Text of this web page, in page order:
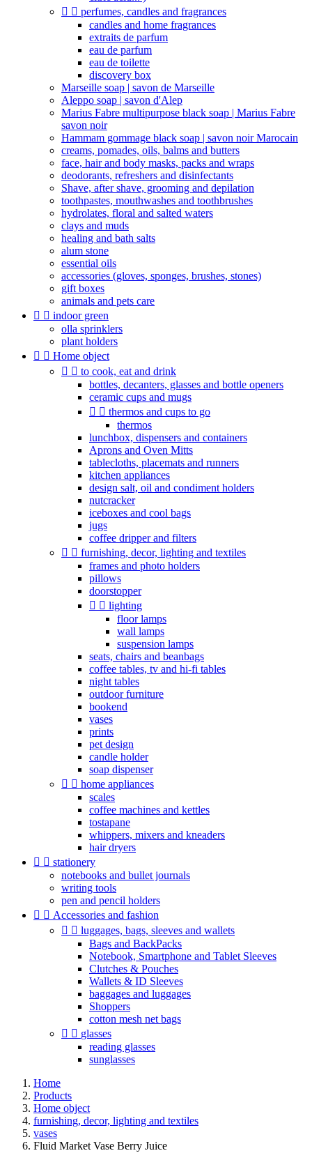
  perfumes, candles and fragrances
candles and home fragrances
extraits de parfum
eau de parfum
eau de toilette
discovery box
Marseille soap | savon de Marseille
Aleppo soap | savon d'Alep
Marius Fabre multipurpose black soap | Marius Fabre
savon noir
Hammam gommage black soap | savon noir Marocain
creams, pomades, oils, balms and butters
face, hair and body masks, packs and wraps
deodorants, refreshers and disinfectants
Shave, after shave, grooming and depilation
toothpastes, mouthwashes and toothbrushes
hydrolates, floral and salted waters
clays and muds
healing and bath salts
alum stone
essential oils
accessories (gloves, sponges, brushes, stones)
gift boxes
animals and pets care
  indoor green
olla sprinklers
plant holders
  Home object
  to cook, eat and drink
bottles, decanters, glasses and bottle openers
ceramic cups and mugs
  thermos and cups to go
thermos
lunchbox, dispensers and containers
Aprons and Oven Mitts
tablecloths, placemats and runners
kitchen appliances
design salt, oil and condiment holders
nutcracker
iceboxes and cool bags
jugs
coffee dripper and filters
  furnishing, decor, lighting and textiles
frames and photo holders
pillows
doorstopper
  lighting
floor lamps
wall lamps
suspension lamps
seats, chairs and beanbags
coffee tables, tv and hi-fi tables
night tables
outdoor furniture
bookend
vases
prints
pet design
candle holder
soap dispenser
  home appliances
scales
coffee machines and kettles
tostapane
whippers, mixers and kneaders
hair dryers
  stationery
notebooks and bullet journals
writing tools
pen and pencil holders
  Accessories and fashion
  luggages, bags, sleeves and wallets
Bags and BackPacks
Notebook, Smartphone and Tablet Sleeves
Clutches & Pouches
Wallets & ID Sleeves
baggages and luggages
Shoppers
cotton mesh net bags
  glasses
reading glasses
sunglasses
Home
Products
Home object
furnishing, decor, lighting and textiles
vases
Fluid Market Vase Berry Juice